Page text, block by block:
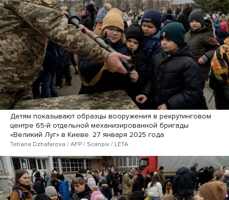
Детям показывают образцы вооружения в рекрутинговом
центре 65-й отдельной механизированной бригады
«Великий Луг» в Киеве. 27 января 2025 года
Tetiana Dzhafarova / AFP / Scanpix / LETA